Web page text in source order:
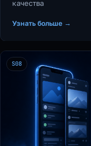
качества
Узнать больше →
S08